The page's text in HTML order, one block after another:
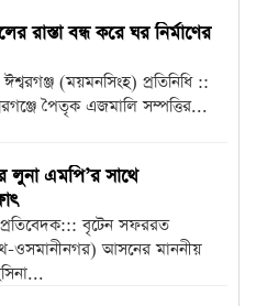
রাস্তা বন্ধ করে ঘর নির্মাণের
(ময়মনসিংহ) প্রতিনিধি ::
পৈতৃক এজমালি সম্পত্তির...
লুনা এমপি’র সা‌থে
বৃটেন সফররত
ওসমানীনগর) আসনের মাননীয়